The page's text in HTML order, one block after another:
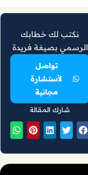
نكتب لك خطابك
الرسمي بصيغة فريدة
تواصل
لأستشارة
مجانية
شارك المقالة